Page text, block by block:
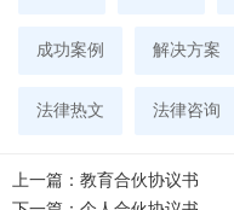
成功案例 解决方案
法律热文 法律咨询
上一篇： 教育合伙协议书